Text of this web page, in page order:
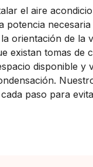
el aire
potencia
orientación de la
existan tomas de
disponible y
paso para